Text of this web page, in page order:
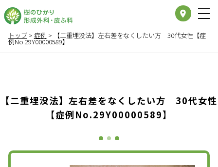
place
トップ> 症例 > 【二重埋没法】左右差をなくしたい方 30代女性【症
例No.29Y00000589】
【二重埋没法】左右差をなくしたい方 30代女性
【症例No.29Y00000589】